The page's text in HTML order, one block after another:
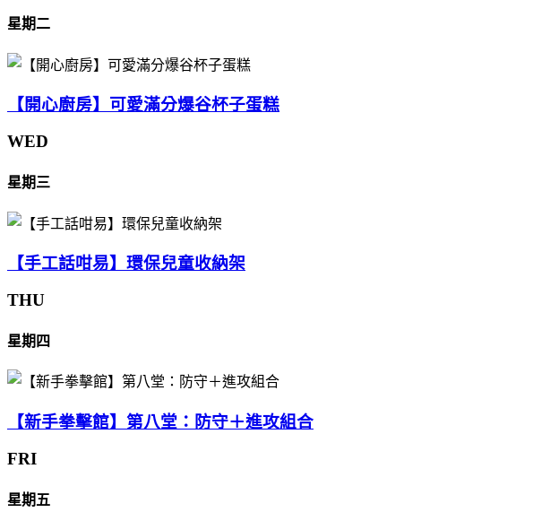
星期二
【開心廚房】可愛滿分爆谷杯子蛋糕
WED
星期三
【手工話咁易】環保兒童收納架
THU
星期四
【新手拳擊館】第八堂：防守＋進攻組合
FRI
星期五